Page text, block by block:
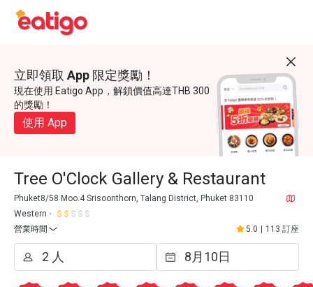
立即領取 App 限定獎勵！
現在使用 Eatigo App，解鎖價值高達THB 300
的獎勵！
使用 App
Tree O'Clock Gallery & Restaurant
Phuket8/58 Moo.4 Srisoonthorn, Talang District, Phuket 83110
Western
營業時間
5.0 113 訂座